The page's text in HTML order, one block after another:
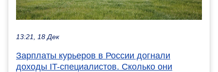
13:21, 18 Дек
Зарплаты курьеров в России догнали
доходы IT-специалистов. Сколько они